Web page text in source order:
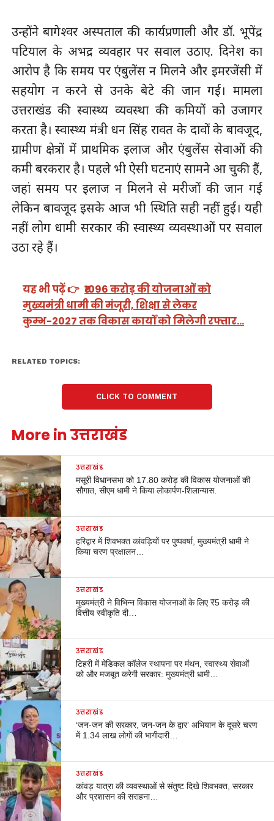
उन्होंने बागेश्वर अस्पताल की कार्यप्रणाली और डॉ. भूपेंद्र
पटियाल के अभद्र व्यवहार पर सवाल उठाए. दिनेश का
आरोप है कि समय पर एंबुलेंस न मिलने और इमरजेंसी में
सहयोग न करने से उनके बेटे की जान गई। मामला
उत्तराखंड की स्वास्थ्य व्यवस्था की कमियों को उजागर
करता है। स्वास्थ्य मंत्री धन सिंह रावत के दावों के बावजूद,
ग्रामीण क्षेत्रों में प्राथमिक इलाज और एंबुलेंस सेवाओं की
कमी बरकरार है। पहले भी ऐसी घटनाएं सामने आ चुकी हैं,
जहां समय पर इलाज न मिलने से मरीजों की जान गई
लेकिन बावजूद इसके आज भी स्थिति सही नहीं हुई। यही
नहीं लोग धामी सरकार की स्वास्थ्य व्यवस्थाओं पर सवाल
उठा रहे हैं।
यह भी पढ़ें 👉 ₹1096 करोड़ की योजनाओं को
मुख्यमंत्री धामी की मंजूरी, शिक्षा से लेकर
कुम्भ-2027 तक विकास कार्यों को मिलेगी रफ्तार…
RELATED TOPICS:
CLICK TO COMMENT
More in उत्तराखंड
उत्तराखंड
मसूरी विधानसभा को 17.80 करोड़ की विकास योजनाओं की
सौगात, सीएम धामी ने किया लोकार्पण-शिलान्यास.
उत्तराखंड
हरिद्वार में शिवभक्त कांवड़ियों पर पुष्पवर्षा, मुख्यमंत्री धामी ने
किया चरण प्रक्षालन…
उत्तराखंड
मुख्यमंत्री ने विभिन्न विकास योजनाओं के लिए ₹5 करोड़ की
वित्तीय स्वीकृति दी…
उत्तराखंड
टिहरी में मेडिकल कॉलेज स्थापना पर मंथन, स्वास्थ्य सेवाओं
को और मजबूत करेगी सरकार: मुख्यमंत्री धामी…
उत्तराखंड
‘जन-जन की सरकार, जन-जन के द्वार’ अभियान के दूसरे चरण
में 1.34 लाख लोगों की भागीदारी…
उत्तराखंड
कांवड़ यात्रा की व्यवस्थाओं से संतुष्ट दिखे शिवभक्त, सरकार
और प्रशासन की सराहना…